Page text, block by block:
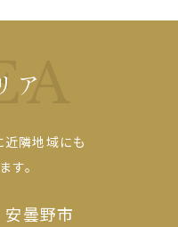
ア
隣地域にも
す。
安曇野市